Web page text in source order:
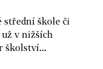
střední škole či
v nižších
školství...